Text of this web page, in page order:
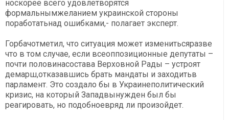
носкорее всего удовлетворятся
формальнымжеланием украинской стороны
поработатьнад ошибками,- полагает эксперт.
Горбачотметил, что ситуация может изменитьсяразве
что в том случае, если всеоппозиционные депутаты –
почти половинасостава Верховной Рады – устроят
демарш,отказавшись брать мандаты и заходитьв
парламент. Это создало бы в Украинеполитический
кризис, на который Западвынужден был бы
реагировать, но подобноевряд ли произойдет.